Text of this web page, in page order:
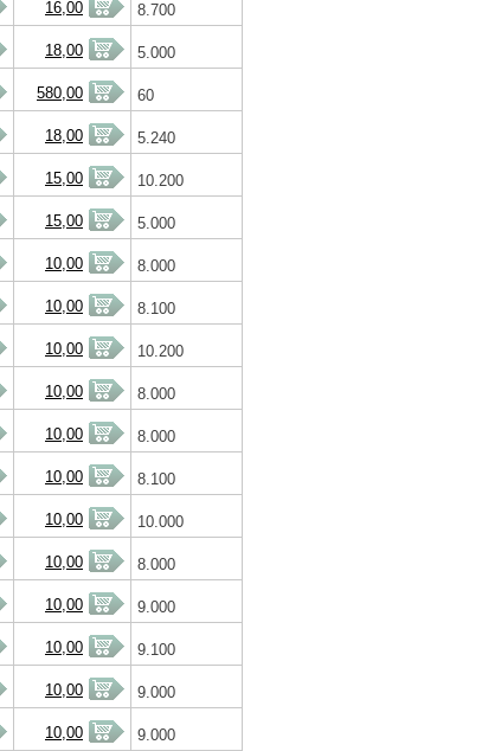
16,00 8.700
18,00 5.000
580,00 60
18,00 5.240
15,00 10.200
15,00 5.000
10,00 8.000
10,00 8.100
10,00 10.200
10,00 8.000
10,00 8.000
10,00 8.100
10,00 10.000
10,00 8.000
10,00 9.000
10,00 9.100
10,00 9.000
10,00 9.000